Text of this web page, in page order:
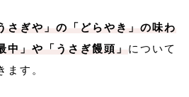
さぎや」の「どらやき」の味わ
中」や「うさぎ饅頭」 について
ます。